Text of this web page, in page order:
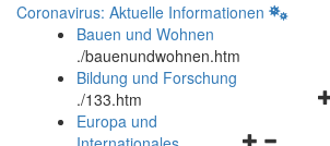
Coronavirus: Aktuelle Informationen
Bauen und Wohnen
./bauenundwohnen.htm
Bildung und Forschung
./133.htm
Europa und